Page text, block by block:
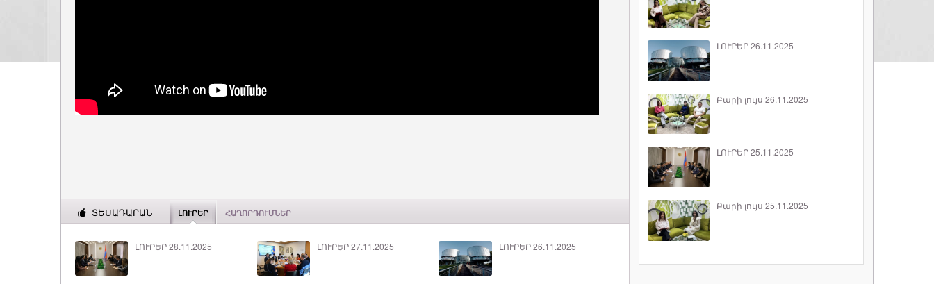
ՏԵՍԱԴԱՐԱՆ ԼՈՒՐԵՐ ՀԱՂՈՐԴՈՒՄՆԵՐ
ԼՈՒՐԵՐ 28.11.2025 ԼՈՒՐԵՐ 27.11.2025 ԼՈՒՐԵՐ 26.11.2025
ԼՈՒՐԵՐ 26.11.2025
Բարի լույս 26.11.2025
ԼՈՒՐԵՐ 25.11.2025
Բարի լույս 25.11.2025